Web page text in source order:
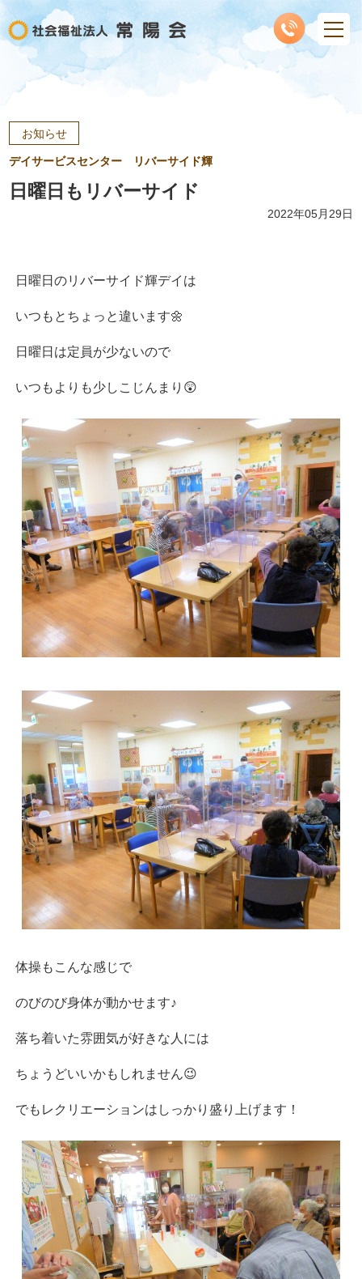
お知らせ
デイサービスセンター リバーサイド輝
日曜日もリバーサイド
2022年05月29日
日曜日のリバーサイド輝デイは
いつもとちょっと違います🌼
日曜日は定員が少ないので
いつもよりも少しこじんまり😲
体操もこんな感じで
のびのび身体が動かせます♪
落ち着いた雰囲気が好きな人には
ちょうどいいかもしれません😉
でもレクリエーションはしっかり盛り上げます！